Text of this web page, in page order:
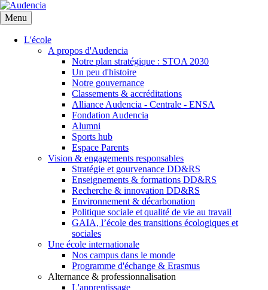
Aller
au
contenu
principal
Menu
L'école
A propos d'Audencia
Notre plan stratégique : STOA 2030
Un peu d'histoire
Notre gouvernance
Classements & accréditations
Alliance Audencia - Centrale - ENSA
Fondation Audencia
Alumni
Sports hub
Espace Parents
Vision & engagements responsables
Stratégie et gourvenance DD&RS
Enseignements & formations DD&RS
Recherche & innovation DD&RS
Environnement & décarbonation
Politique sociale et qualité de vie au travail
GAIA, l’école des transitions écologiques et
sociales
Une école internationale
Nos campus dans le monde
Programme d'échange & Erasmus
Alternance & professionnalisation
L'apprentissage